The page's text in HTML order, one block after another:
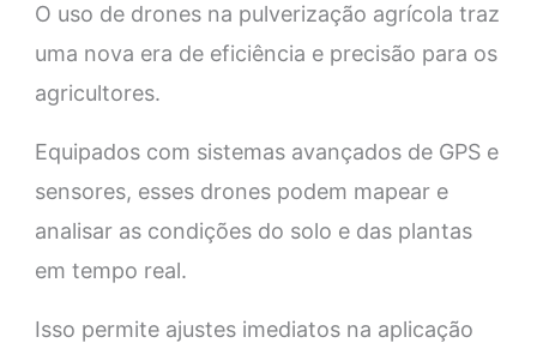
O uso de drones na pulverização agrícola traz
uma nova era de eficiência e precisão para os
agricultores.
Equipados com sistemas avançados de GPS e
sensores, esses drones podem mapear e
analisar as condições do solo e das plantas
em tempo real.
Isso permite ajustes imediatos na aplicação